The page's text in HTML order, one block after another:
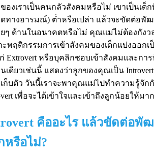
องเราเป็นคนกลัวสังคมหรือไม่ เขาเป็นเด็
ทางอารมณ์) ต่ำหรือเปล่า แล้วจะขัดต่อพัฒ
ๆ ด้านในอนาคตหรือไม่ คุณแม่ไม่ต้องกังว
ะพฤติกรรมการเข้าสังคมของเด็กแบ่งออกเ
Extrovert หรือบุคลิกชอบเข้าสังคมและกา
เดียวเช่นนี้ แสดงว่าลูกของคุณเป็น
ก็บตัว วันนี้เราจะพาคุณแม่ไปทำความรู้จัก
เพื่อจะได้เข้าใจและเข้าถึงลูกน้อยให้ม
คืออะไร แล้วขัดต่อพั
หรือไม่?